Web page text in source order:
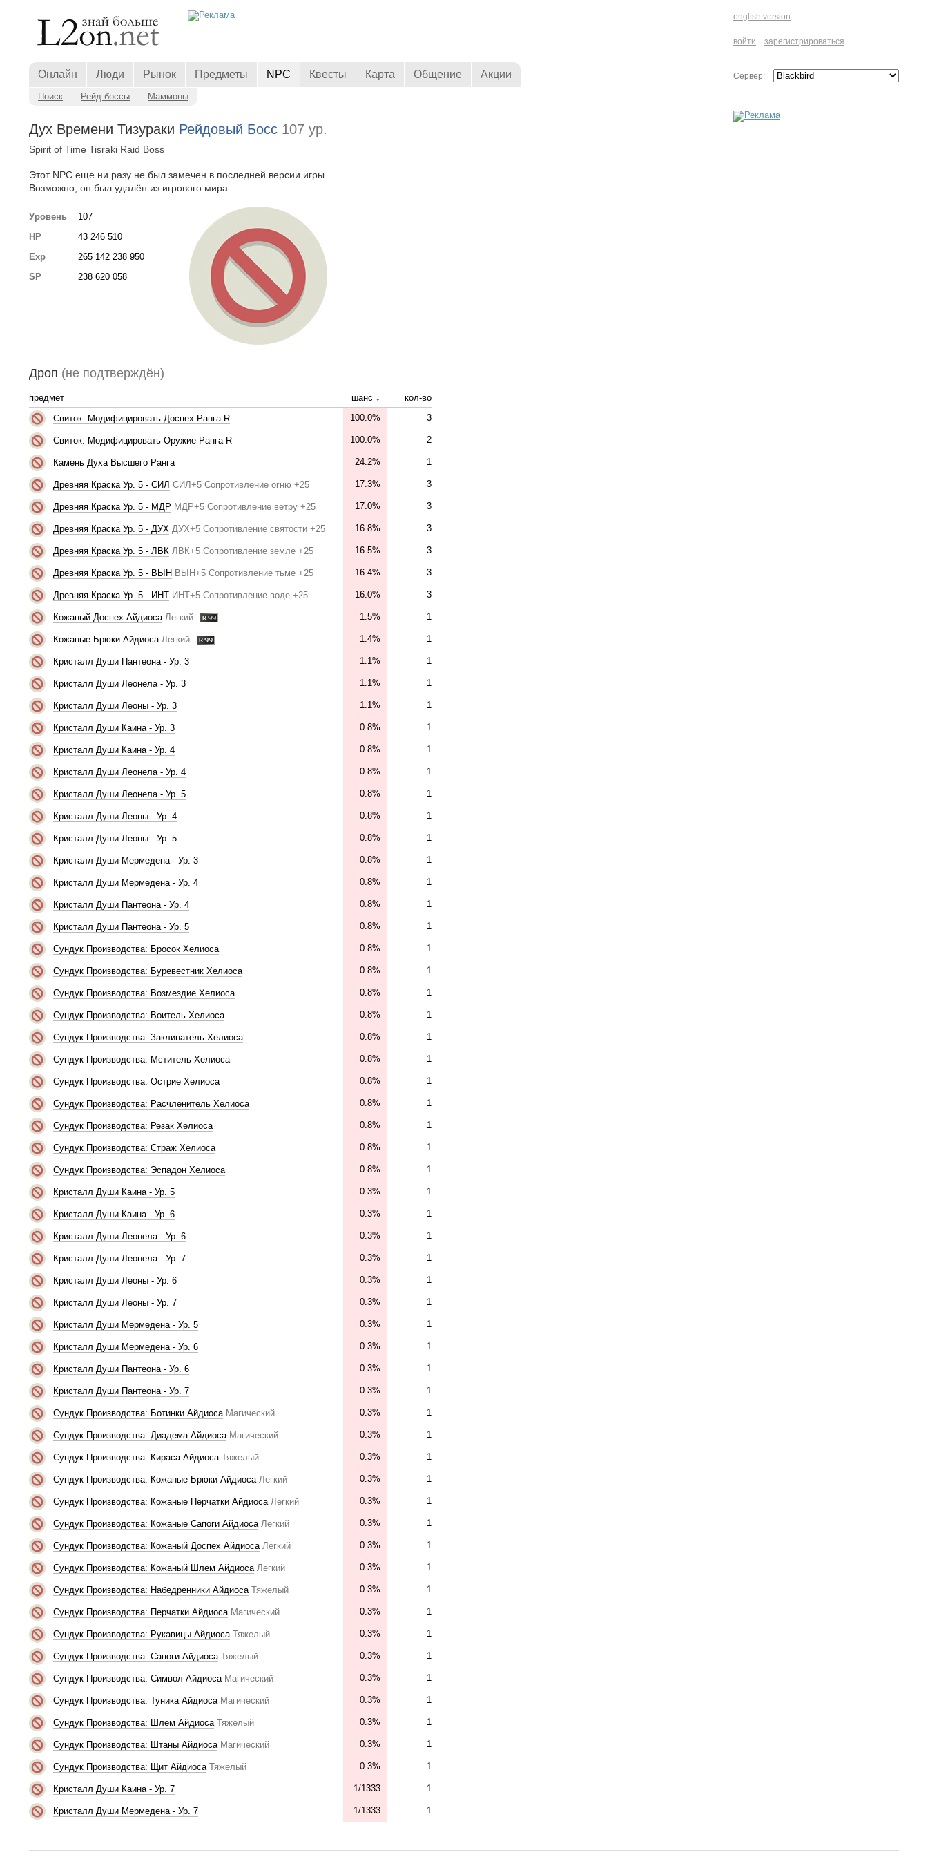
english version
войти зарегистрироваться
Сервер:
Онлайн Люди Рынок Предметы NPC Квесты Карта Общение Акции
Поиск Рейд-боссы Маммоны
Дух Времени Тизураки Рейдовый Босс 107 ур.
Spirit of Time Tisraki Raid Boss
Этот NPC еще ни разу не был замечен в последней версии игры.
Возможно, он был удалён из игрового мира.
Уровень
107
HP
43 246 510
Exp
265 142 238 950
SP
238 620 058
Дроп (не подтверждён)
предмет шанс ↓
кол-во
Свиток: Модифицировать Доспех Ранга R
100.0% 3
Свиток: Модифицировать Оружие Ранга R 100.0% 2
Камень Духа Высшего Ранга 24.2% 1
Древняя Краска Ур. 5 - СИЛ СИЛ+5 Сопротивление огню +25 17.3% 3
Древняя Краска Ур. 5 - МДР МДР+5 Сопротивление ветру +25 17.0% 3
Древняя Краска Ур. 5 - ДУХ ДУХ+5 Сопротивление святости +25 16.8% 3
Древняя Краска Ур. 5 - ЛВК ЛВК+5 Сопротивление земле +25 16.5% 3
Древняя Краска Ур. 5 - ВЫН ВЫН+5 Сопротивление тьме +25 16.4% 3
Древняя Краска Ур. 5 - ИНТ ИНТ+5 Сопротивление воде +25 16.0% 3
Кожаный Доспех Айдиоса Легкий 1.5% 1
Кожаные Брюки Айдиоса Легкий 1.4% 1
Кристалл Души Пантеона - Ур. 3 1.1% 1
Кристалл Души Леонела - Ур. 3 1.1% 1
Кристалл Души Леоны - Ур. 3 1.1% 1
Кристалл Души Каина - Ур. 3 0.8% 1
Кристалл Души Каина - Ур. 4 0.8% 1
Кристалл Души Леонела - Ур. 4 0.8% 1
Кристалл Души Леонела - Ур. 5 0.8% 1
Кристалл Души Леоны - Ур. 4 0.8% 1
Кристалл Души Леоны - Ур. 5 0.8% 1
Кристалл Души Мермедена - Ур. 3 0.8% 1
Кристалл Души Мермедена - Ур. 4 0.8% 1
Кристалл Души Пантеона - Ур. 4 0.8% 1
Кристалл Души Пантеона - Ур. 5 0.8% 1
Сундук Производства: Бросок Хелиоса 0.8% 1
Сундук Производства: Буревестник Хелиоса 0.8% 1
Сундук Производства: Возмездие Хелиоса 0.8% 1
Сундук Производства: Воитель Хелиоса 0.8% 1
Сундук Производства: Заклинатель Хелиоса 0.8% 1
Сундук Производства: Мститель Хелиоса 0.8% 1
Сундук Производства: Острие Хелиоса 0.8% 1
Сундук Производства: Расчленитель Хелиоса 0.8% 1
Сундук Производства: Резак Хелиоса 0.8% 1
Сундук Производства: Страж Хелиоса 0.8% 1
Сундук Производства: Эспадон Хелиоса 0.8% 1
Кристалл Души Каина - Ур. 5 0.3% 1
Кристалл Души Каина - Ур. 6 0.3% 1
Кристалл Души Леонела - Ур. 6 0.3% 1
Кристалл Души Леонела - Ур. 7 0.3% 1
Кристалл Души Леоны - Ур. 6 0.3% 1
Кристалл Души Леоны - Ур. 7 0.3% 1
Кристалл Души Мермедена - Ур. 5 0.3% 1
Кристалл Души Мермедена - Ур. 6 0.3% 1
Кристалл Души Пантеона - Ур. 6 0.3% 1
Кристалл Души Пантеона - Ур. 7 0.3% 1
Сундук Производства: Ботинки Айдиоса Магический 0.3% 1
Сундук Производства: Диадема Айдиоса Магический 0.3% 1
Сундук Производства: Кираса Айдиоса Тяжелый 0.3% 1
Сундук Производства: Кожаные Брюки Айдиоса Легкий 0.3% 1
Сундук Производства: Кожаные Перчатки Айдиоса Легкий 0.3% 1
Сундук Производства: Кожаные Сапоги Айдиоса Легкий 0.3% 1
Сундук Производства: Кожаный Доспех Айдиоса Легкий 0.3% 1
Сундук Производства: Кожаный Шлем Айдиоса Легкий 0.3% 1
Сундук Производства: Набедренники Айдиоса Тяжелый 0.3% 1
Сундук Производства: Перчатки Айдиоса Магический 0.3% 1
Сундук Производства: Рукавицы Айдиоса Тяжелый 0.3% 1
Сундук Производства: Сапоги Айдиоса Тяжелый 0.3% 1
Сундук Производства: Символ Айдиоса Магический 0.3% 1
Сундук Производства: Туника Айдиоса Магический 0.3% 1
Сундук Производства: Шлем Айдиоса Тяжелый 0.3% 1
Сундук Производства: Штаны Айдиоса Магический 0.3% 1
Сундук Производства: Щит Айдиоса Тяжелый 0.3% 1
Кристалл Души Каина - Ур. 7 1/1333 1
Кристалл Души Мермедена - Ур. 7 1/1333 1